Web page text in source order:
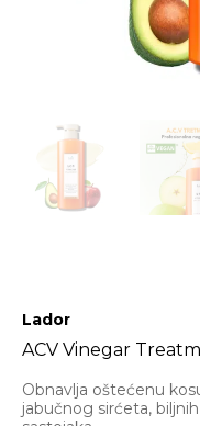
Lador
ACV Vinegar
Obnavlja oštećenu
jabučnog sirćeta,